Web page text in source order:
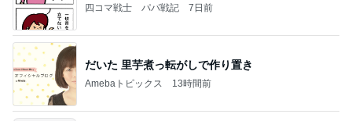
四コマ戦士 パパ戦記 7日前
だいた 里芋煮っ転がしで作り置き
Amebaトピックス 13時間前